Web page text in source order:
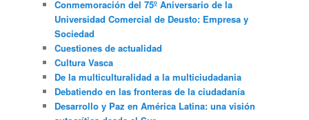
Conmemoración del 75º Aniversario de la
Universidad Comercial de Deusto: Empresa y
Sociedad
Cuestiones de actualidad
Cultura Vasca
De la multiculturalidad a la multiciudadania
Debatiendo en las fronteras de la ciudadanía
Desarrollo y Paz en América Latina: una visión